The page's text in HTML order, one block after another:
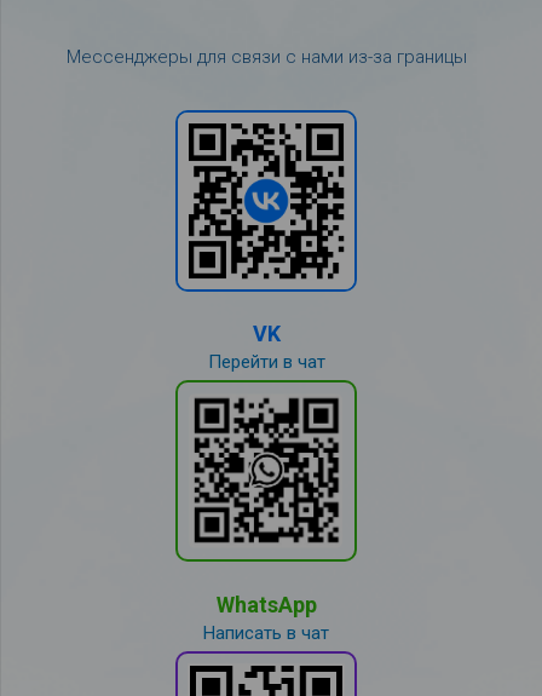
Мессенджеры для связи с нами из-за границы
VK
Перейти в чат
WhatsApp
Написать в чат